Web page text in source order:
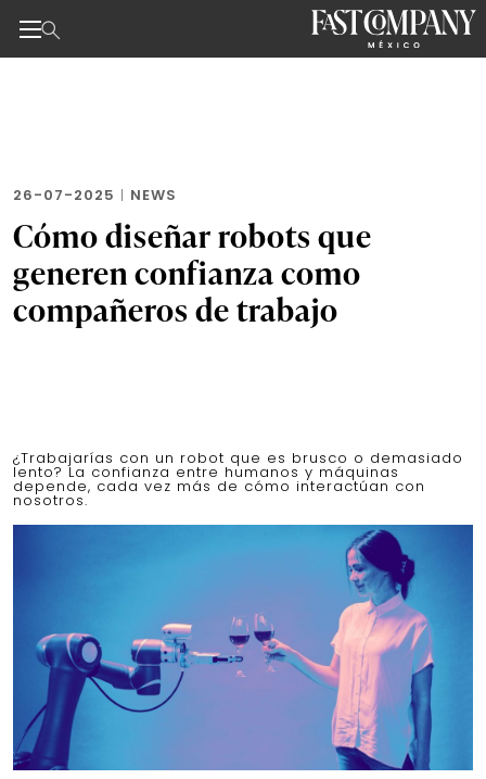
26-07-2025 | NEWS
Cómo diseñar robots que
generen confianza como
compañeros de trabajo
¿Trabajarías con un robot que es brusco o demasiado
lento? La confianza entre humanos y máquinas
depende, cada vez más de cómo interactúan con
nosotros.